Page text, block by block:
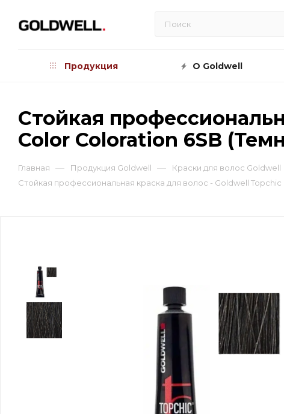
Продукция О Goldwell
Стойкая
Color Coloration 6SB
Главная — Продукция Goldwell — Краски для волос Goldwell
Стойкая профессиональная краска для волос - Goldwell